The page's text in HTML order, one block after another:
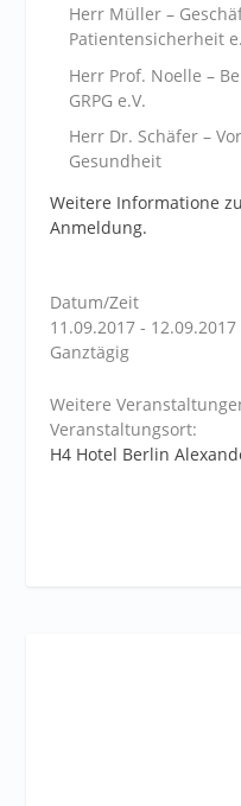
Herr Müller –
Patientensicherheit
Herr Prof. Noelle –
GRPG e.V.
Herr Dr. Schäfer –
Gesundheit
Weitere Informatione
Anmeldung.
Datum/Zeit
11.09.2017 - 12.09.2017
Ganztägig
Weitere
Veranstaltungsort:
H4 Hotel Berlin